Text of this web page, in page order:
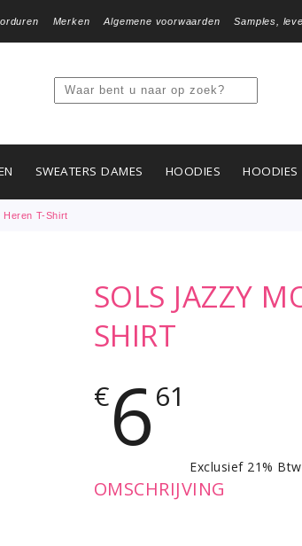
Merken Algemene voorwaarden Samples,
SWEATERS DAMES HOODIES HOODIES
T-Shirt
SOLS JAZZY
SHIRT
€661
Exclusief 21% Btw
OMSCHRIJVING